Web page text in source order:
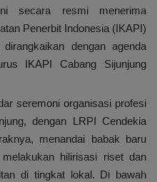
secara resmi menerima
Penerbit Indonesia (IKAPI)
dengan agenda
IKAPI Cabang Sijunjung
seremoni organisasi profesi
dengan LRPI Cendekia
menandai babak baru
hilirisasi riset dan
di tingkat lokal. Di bawah